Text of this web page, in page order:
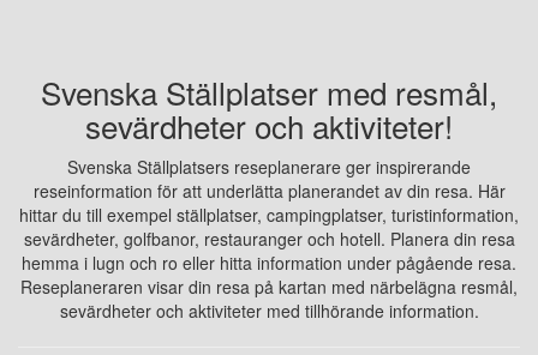
Svenska Ställplatser med resmål,
sevärdheter och aktiviteter!
Svenska Ställplatsers reseplanerare ger inspirerande
reseinformation för att underlätta planerandet av din resa. Här
hittar du till exempel ställplatser, campingplatser, turistinformation,
sevärdheter, golfbanor, restauranger och hotell. Planera din resa
hemma i lugn och ro eller hitta information under pågående resa.
Reseplaneraren visar din resa på kartan med närbelägna resmål,
sevärdheter och aktiviteter med tillhörande information.